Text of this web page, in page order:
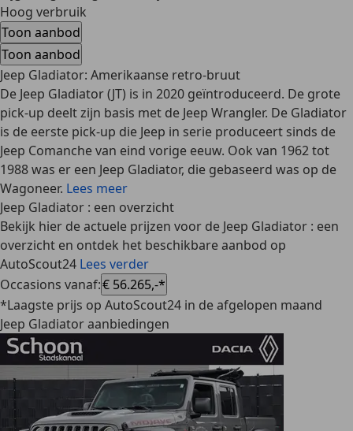
Hoog verbruik
Toon aanbod
Toon aanbod
Jeep Gladiator: Amerikaanse retro-bruut
De Jeep Gladiator (JT) is in 2020 geïntroduceerd. De grote
pick-up deelt zijn basis met de Jeep Wrangler. De Gladiator
is de eerste pick-up die Jeep in serie produceert sinds de
Jeep Comanche van eind vorige eeuw. Ook van 1962 tot
1988 was er een Jeep Gladiator, die gebaseerd was op de
Wagoneer. Lees meer
Jeep Gladiator : een overzicht
Bekijk hier de actuele prijzen voor de Jeep Gladiator : een
overzicht en ontdek het beschikbare aanbod op
AutoScout24 Lees verder
Occasions vanaf:€ 56.265,-*
*Laagste prijs op AutoScout24 in de afgelopen maand
Jeep Gladiator aanbiedingen